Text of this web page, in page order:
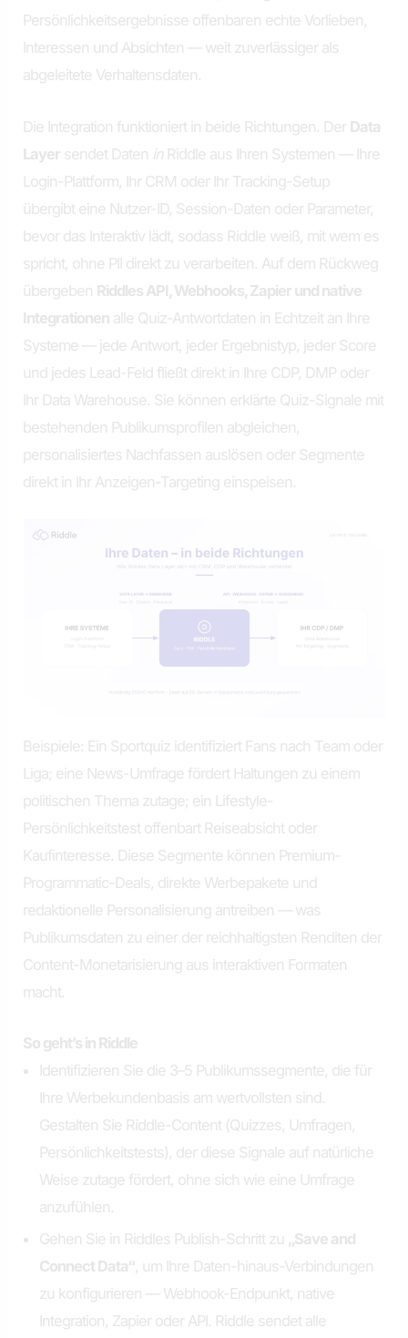
Persönlichkeitsergebnisse offenbaren echte Vorlieben,
Interessen und Absichten — weit zuverlässiger als
abgeleitete Verhaltensdaten.
Die Integration funktioniert in beide Richtungen. Der Data
Layer sendet Daten inRiddle aus Ihren Systemen — Ihre
Login-Plattform, Ihr CRM oder Ihr Tracking-Setup
übergibt eine Nutzer-ID, Session-Daten oder Parameter,
bevor das Interaktiv lädt, sodass Riddle weiß, mit wem es
spricht, ohne PII direkt zu verarbeiten. Auf dem Rückweg
übergeben Riddles API, Webhooks, Zapier und native
Integrationen alle Quiz-Antwortdaten in Echtzeit an Ihre
Systeme — jede Antwort, jeder Ergebnistyp, jeder Score
und jedes Lead-Feld fließt direkt in Ihre CDP, DMP oder
Ihr Data Warehouse. Sie können erklärte Quiz-Signale mit
bestehenden Publikumsprofilen abgleichen,
personalisiertes Nachfassen auslösen oder Segmente
direkt in Ihr Anzeigen-Targeting einspeisen.
Beispiele: Ein Sportquiz identifiziert Fans nach Team oder
Liga; eine News-Umfrage fördert Haltungen zu einem
politischen Thema zutage; ein Lifestyle-
Persönlichkeitstest offenbart Reiseabsicht oder
Kaufinteresse. Diese Segmente können Premium-
Programmatic-Deals, direkte Werbepakete und
redaktionelle Personalisierung antreiben — was
Publikumsdaten zu einer der reichhaltigsten Renditen der
Content-Monetarisierung aus interaktiven Formaten
macht.
So geht’s in Riddle
Identifizieren Sie die 3–5 Publikumssegmente, die für
Ihre Werbekundenbasis am wertvollsten sind.
Gestalten Sie Riddle-Content (Quizzes, Umfragen,
Persönlichkeitstests), der diese Signale auf natürliche
Weise zutage fördert, ohne sich wie eine Umfrage
anzufühlen.
Gehen Sie in Riddles Publish-Schritt zu „Save and
Connect Data“, um Ihre Daten-hinaus-Verbindungen
zu konfigurieren — Webhook-Endpunkt, native
Integration, Zapier oder API. Riddle sendet alle